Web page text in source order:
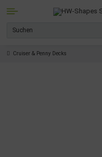
Cruiser & Penny Decks